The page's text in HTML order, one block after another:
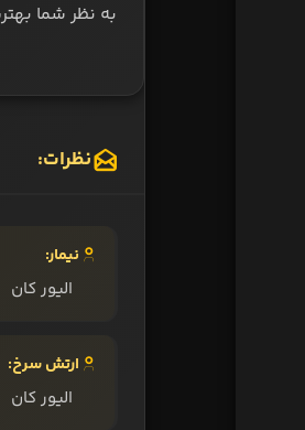
به نظر شما
نظرات:
نیمار:
الیور کان
ارتش سرخ:
الیور کان